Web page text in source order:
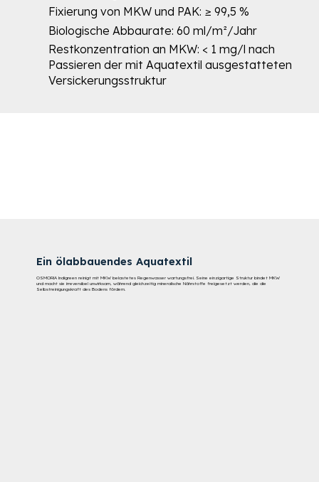
Ein ölabbauendes Aquatextil
OSMORIA Indigreen reinigt mit MKW belastetes Regenwasser wartungsfrei. Seine einzigartige Struktur bindet MKW
und macht sie irreversibel unwirksam, während gleichzeitig mineralische Nährstoffe freigesetzt werden, die die
Selbstreinigungskraft des Bodens fördern.
Fixierung von MKW und PAK: ≥ 99,5 %
Biologische Abbaurate: 60 ml/m²/Jahr
Restkonzentration an MKW: < 1 mg/l nach
Passieren der mit Aquatextil ausgestatteten
Versickerungsstruktur